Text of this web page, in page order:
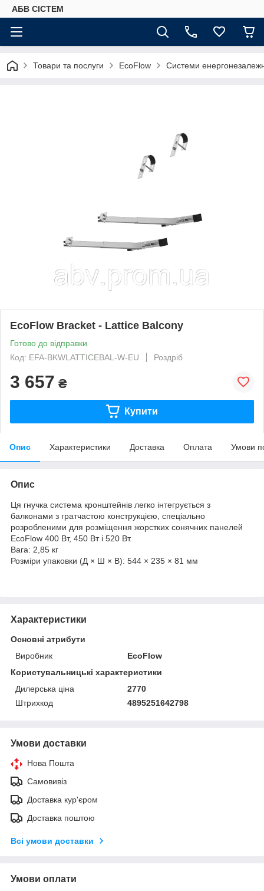
АБВ СІСТЕМ
Товари та послуги EcoFlow Системи
EcoFlow Bracket - Lattice Balcony
Готово до відправки
Код: EFA-BKWLATTICEBAL-W-EU
Роздріб
3 657 ₴
Купити
Опис Характеристики Доставка Оплата Умови
Опис
Ця гнучка система кронштейнів легко інтегрується з
балконами з гратчастою конструкцією, спеціально
розробленими для розміщення жорстких сонячних панелей
EcoFlow 400 Вт, 450 Вт і 520 Вт.
Вага: 2,85 кг
Розміри упаковки (Д × Ш × В): 544 × 235 × 81 мм
Характеристики
Основні атрибути
Виробник
EcoFlow
Користувальницькі характеристики
Дилерська ціна
2770
Штрихкод
4895251642798
Умови доставки
Нова Пошта
Самовивіз
Доставка кур'єром
Доставка поштою
Всі умови доставки
Умови оплати